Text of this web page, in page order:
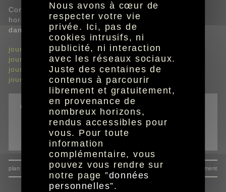
Consultez les résultats de chaque rencontre et les
horaires des journées à venir sur handicapzero.org,
dans l'espace sport, rubrique Ligue 1.
journées 1 à 10
journées 11 à 20
journées 21 à 30
journées 31 à 38
outils
imprimer la page
envoyer à un ami
plan du site données personnelles mentions consentement
Nous avons à cœur de
respecter votre vie
privée. Ici, pas de
cookies intrusifs, ni
publicité, ni interaction
avec les réseaux sociaux.
Juste des centaines de
contenus à parcourir
librement et gratuitement,
en provenance de
nombreux horizons,
rendus accessibles pour
vous. Pour toute
information
complémentaire, vous
pouvez vous rendre sur
notre page ”données
personnelles”.